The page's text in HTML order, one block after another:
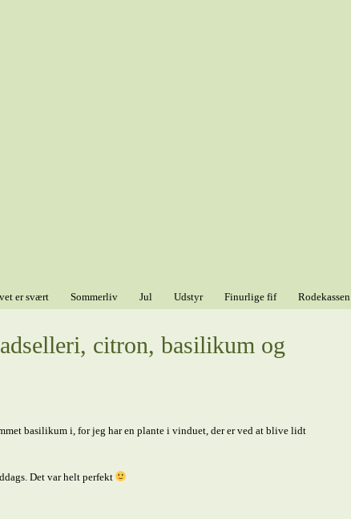
er svært Sommerliv Jul Udstyr Finurlige fif Rodekassen
citron, basilikum og
basilikum i, for jeg har en plante i vinduet, der er ved at blive lidt
Det var helt perfekt